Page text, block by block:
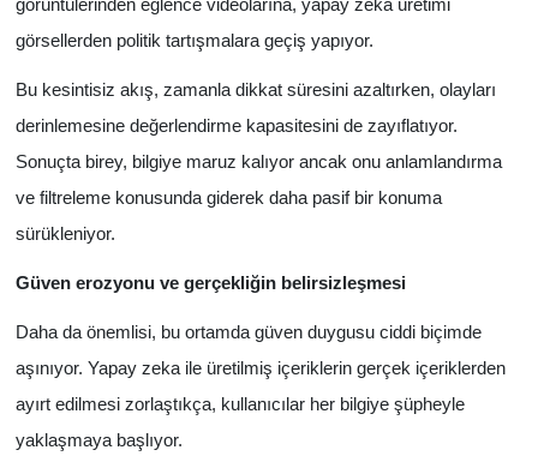
görüntülerinden eğlence videolarına, yapay zeka üretimi
görsellerden politik tartışmalara geçiş yapıyor.
Bu kesintisiz akış, zamanla dikkat süresini azaltırken, olayları
derinlemesine değerlendirme kapasitesini de zayıflatıyor.
Sonuçta birey, bilgiye maruz kalıyor ancak onu anlamlandırma
ve filtreleme konusunda giderek daha pasif bir konuma
sürükleniyor.
Güven erozyonu ve gerçekliğin belirsizleşmesi
Daha da önemlisi, bu ortamda güven duygusu ciddi biçimde
aşınıyor. Yapay zeka ile üretilmiş içeriklerin gerçek içeriklerden
ayırt edilmesi zorlaştıkça, kullanıcılar her bilgiye şüpheyle
yaklaşmaya başlıyor.